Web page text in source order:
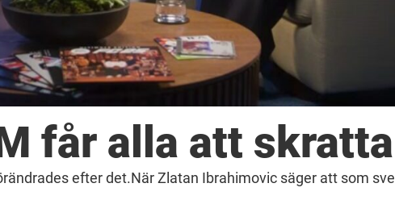
får alla att skratta
efter det.När Zlatan Ibrahimovic säger att som